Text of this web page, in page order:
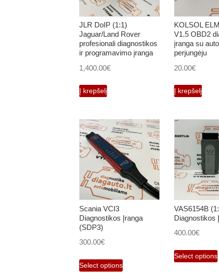
JLR DoIP (1:1)
Jaguar/Land Rover
profesionali diagnostikos
ir programavimo įranga
1,400.00€
Į krepšelį
KOLSOL
V1.5 OBD2
įranga su
perjungėju
20.00€
Į krepšelį
Scania VCI3
Diagnostikos Įranga
(SDP3)
300.00€
Select options
VAS6154B
Diagnostikos
400.00€
Select options